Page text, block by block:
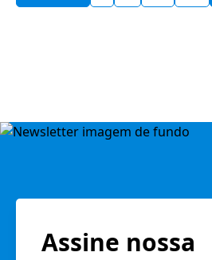
Assine nossa